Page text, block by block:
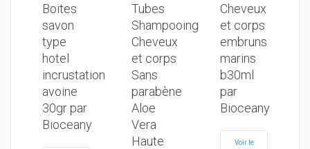
Boites
savon
type
hotel
incrustation
avoine
30gr par
Bioceany
Tubes
Shampooing
Cheveux
et corps
Sans
parabène
Aloe
Vera
Haute
Cheveux
et corps
embruns
marins
b30ml
par
Bioceany
Voir le